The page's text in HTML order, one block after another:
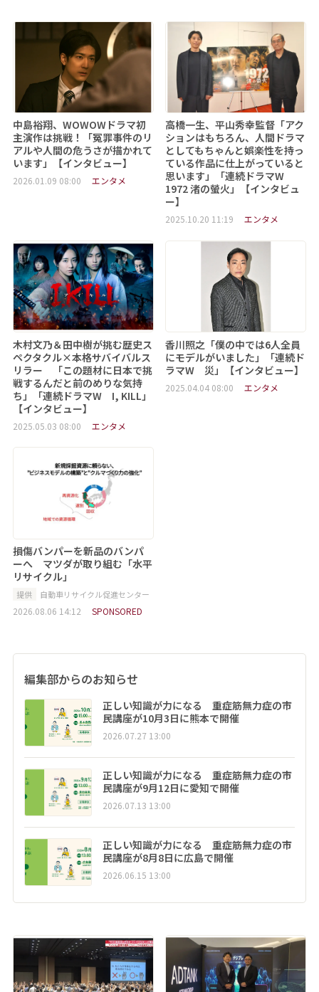
中島裕翔、WOWOWドラマ初
主演作は挑戦！「冤罪事件のリ
アルや人間の危うさが描かれて
います」【インタビュー】
2026.01.09 08:00 エンタメ
高橋一生、平山秀幸監督「アク
ションはもちろん、人間ドラマ
としてもちゃんと娯楽性を持っ
ている作品に仕上がっていると
思います」「連続ドラマW
1972 渚の螢火」【インタビュ
ー】
2025.10.20 11:19 エンタメ
木村文乃＆田中樹が挑む歴史ス
ペクタクル×本格サバイバルス
リラー 「この題材に日本で挑
戦するんだと前のめりな気持
ち」「連続ドラマW I, KILL」
【インタビュー】
2025.05.03 08:00 エンタメ
香川照之「僕の中では6人全員
にモデルがいました」「連続ド
ラマW 災」【インタビュー】
2025.04.04 08:00 エンタメ
損傷バンパーを新品のバンパ
ーへ マツダが取り組む「水平
リサイクル」
提供 自動車リサイクル促進センター
2026.08.06 14:12 SPONSORED
編集部からのお知らせ
正しい知識が力になる 重症筋無力症の市
民講座が10月3日に熊本で開催
2026.07.27 13:00
正しい知識が力になる 重症筋無力症の市
民講座が9月12日に愛知で開催
2026.07.13 13:00
正しい知識が力になる 重症筋無力症の市
民講座が8月8日に広島で開催
2026.06.15 13:00